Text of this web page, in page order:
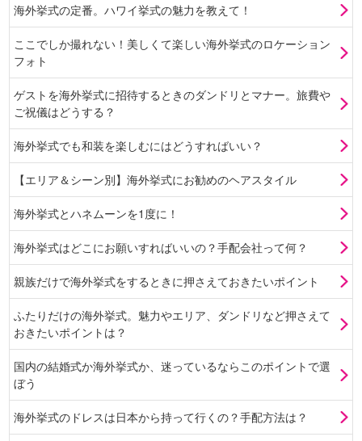
海外挙式の定番。ハワイ挙式の魅力を教えて！
ここでしか撮れない！美しくて楽しい海外挙式のロケーション
フォト
ゲストを海外挙式に招待するときのダンドリとマナー。旅費や
ご祝儀はどうする？
海外挙式でも和装を楽しむにはどうすればいい？
【エリア＆シーン別】海外挙式にお勧めのヘアスタイル
海外挙式とハネムーンを1度に！
海外挙式はどこにお願いすればいいの？手配会社って何？
親族だけで海外挙式をするときに押さえておきたいポイント
ふたりだけの海外挙式。魅力やエリア、ダンドリなど押さえて
おきたいポイントは？
国内の結婚式か海外挙式か、迷っているならこのポイントで選
ぼう
海外挙式のドレスは日本から持って行くの？手配方法は？